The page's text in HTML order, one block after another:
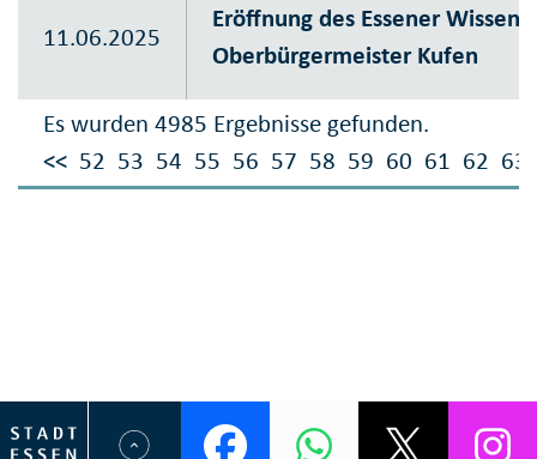
Es wurden 4985 Ergebnisse gefunden.
<< 52 53 54 55 56 57 58 59 60 61 62 63
11.06.2025
Eröffnung des Essener
Oberbürgermeister Kufen